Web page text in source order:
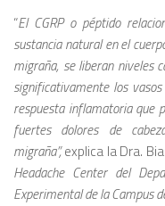
“El CGRP o péptido
sustancia natural en el
migraña, se liberan niveles
significativamente los
respuesta inflamatoria que
fuertes dolores de
migraña”,explica la Dra.
Headache Center del
Experimental de la Campus